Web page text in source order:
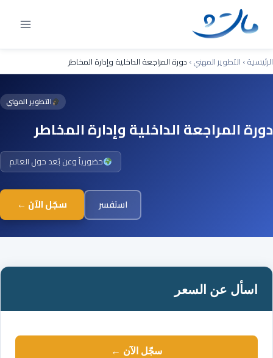
content
الرئيسية› التطوير المهني› دورة المراجعة الداخلية وإدارة المخاطر
التطوير المهني
دورة المراجعة الداخلية وإدارة المخاطر
حضورياً وعن بُعد حول العالم
سجّل الآن ← استفسر
اسأل عن السعر
سجّل الآن ←